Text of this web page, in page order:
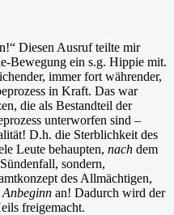
Diesen Ausruf teilte mir
Bewegung ein s.g. Hippie mit.
immer fort währender,
in Kraft. Das war
die als Bestandteil der
unterworfen sind –
D.h. die Sterblichkeit des
Leute behaupten, nach dem
sondern,
des Allmächtigen,
Anbeginn an! Dadurch wird der
freigemacht.